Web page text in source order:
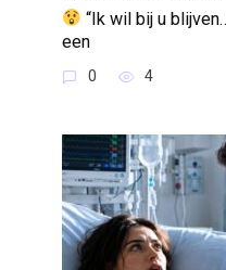
“Ik wil bij u
een
0 4